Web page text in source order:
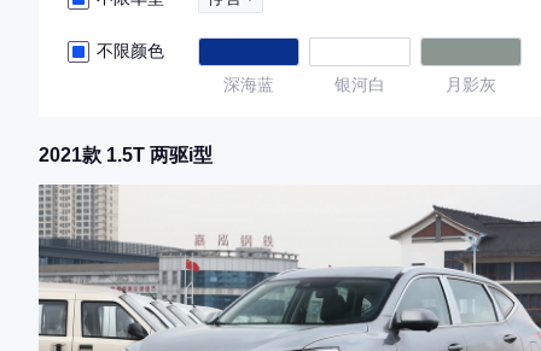
不限颜色
深海蓝
银河白 月影灰
2021款 1.5T 两驱i型